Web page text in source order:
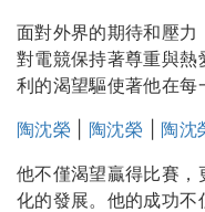
面對外界的期待和壓力
對電競保持著尊重與熱
利的渴望驅使著他在每
陶沈榮
陶沈榮 陶沈
他不僅渴望贏得比賽，
化的發展。他的成功不